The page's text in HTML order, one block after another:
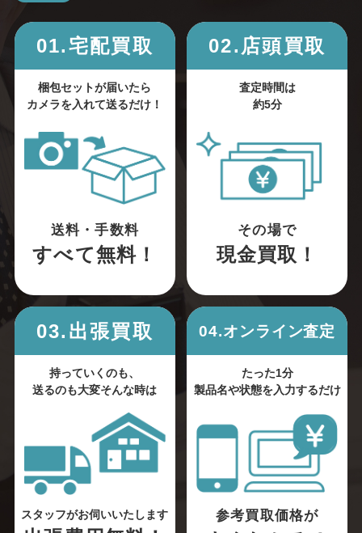
01.宅配買取
梱包セットが届いたら
カメラを入れて送るだけ！
送料・手数料
すべて無料！
02.店頭買取
査定時間は
約5分
その場で
現金買取！
03.出張買取
持っていくのも、
送るのも大変そんな時は
スタッフがお伺いいたします
04.オンライン査定
たった1分
製品名や状態を入力するだけ
参考買取価格が